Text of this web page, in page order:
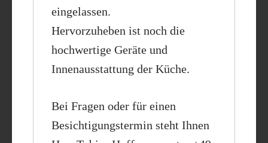
eingelassen.
Hervorzuheben ist noch die
hochwertige Geräte und
Innenausstattung der Küche.
Bei Fragen oder für einen
Besichtigungstermin steht Ihnen